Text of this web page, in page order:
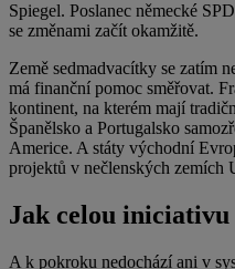
Spiegel. Poslanec německé
se změnami začít okamžitě.
Země sedmadvacítky se zatím
má finanční pomoc směřovat.
kontinent, na kterém mají
Španělsko a Portugalsko
Americe. A státy východní
projektů v nečlenských zemích
Jak celou
A k pokroku nedochází ani v